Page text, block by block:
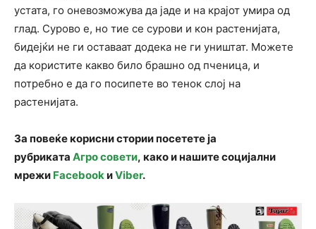
устата, го оневозможува да јаде и на крајот умира од
глад. Сурово е, но тие се сурови и кон растенијата,
бидејќи не ги оставаат додека не ги уништат. Можете
да користите какво било брашно од пченица, и
потребно е да го посипете во тенок слој на
растенијата.
За повеќе корисни стории посетете ја
рубриката Агро совети, како и нашите социјални
мрежи FacebookиViber.